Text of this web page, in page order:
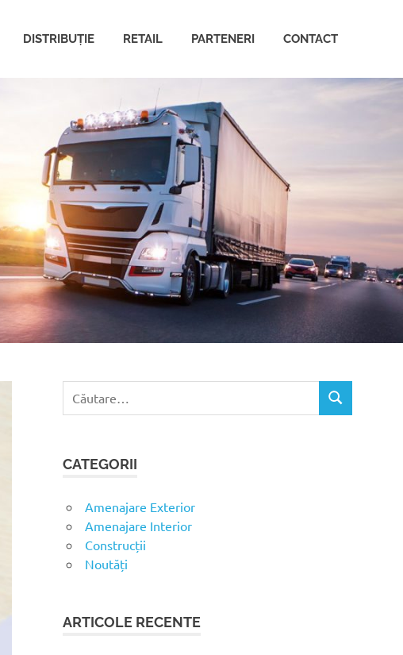
DISTRIBUȚIE RETAIL PARTENERI CONTACT
ă
u
p
ă
:
C
CATEGORII
Amenajare Exterior
Amenajare Interior
Construcții
Noutăți
ARTICOLE RECENTE